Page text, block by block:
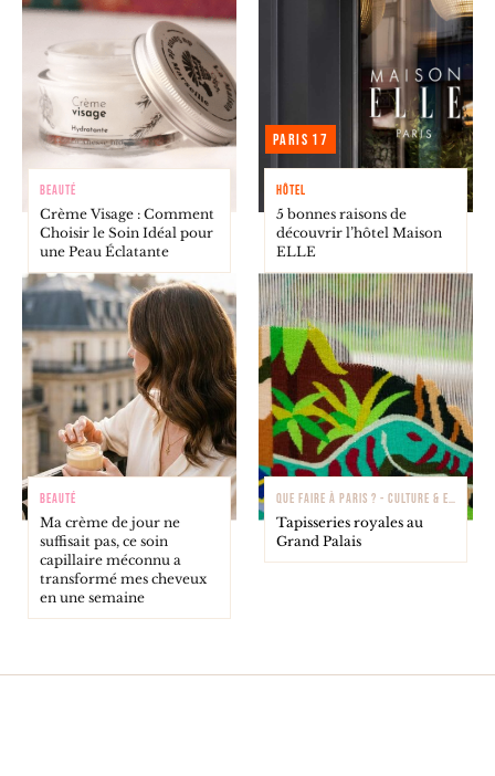
BEAUTÉ
Crème Visage : Comment
Choisir le Soin Idéal pour
une Peau Éclatante
Paris 17
HÔTEL
5 bonnes raisons de
découvrir l’hôtel Maison
ELLE
BEAUTÉ
Ma crème de jour ne
suffisait pas, ce soin
capillaire méconnu a
transformé mes cheveux
en une semaine
QUE FAIRE À PARIS ? - CULTURE & EXPOSITIONS
Tapisseries royales au
Grand Palais